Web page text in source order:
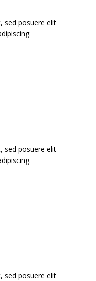
elit
elit
elit